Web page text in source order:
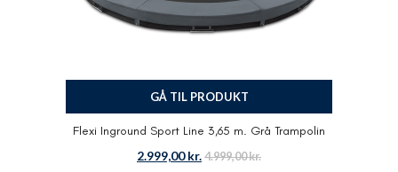
GÅ TIL PRODUKT
Flexi Inground Sport Line 3,65 m. Grå Trampolin
2.999,00kr. 4.999,00kr.